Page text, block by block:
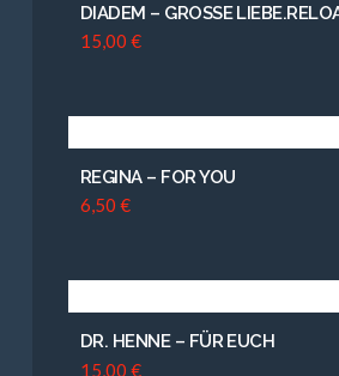
DIADEM – GROSSE
15,00 €
REGINA – FOR YOU
6,50 €
DR. HENNE – FÜR EUCH
15,00 €